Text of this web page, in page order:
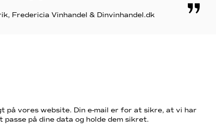
Fredericia Vinhandel & Dinvinhandel.dk
vores website. Din e-mail er for at sikre, at vi har
på dine data og holde dem sikret.